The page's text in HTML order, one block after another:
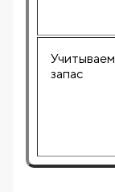
Учитываем
запас